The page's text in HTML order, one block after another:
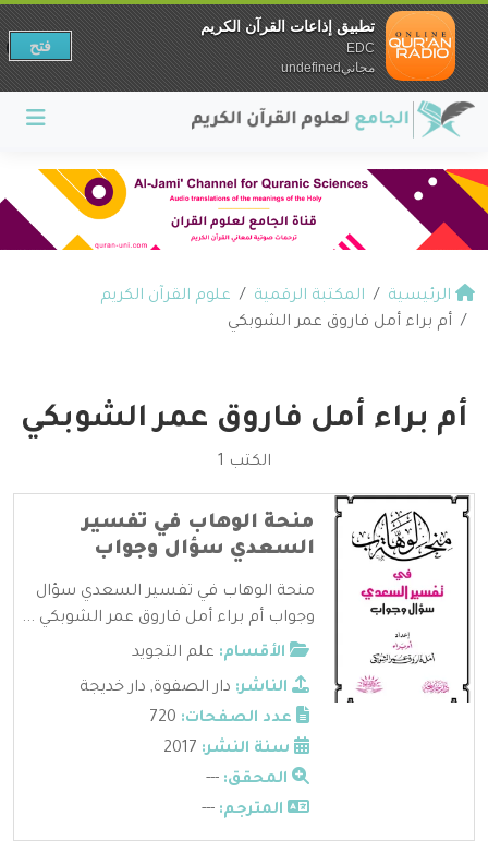
الرئيسية المكتبة الرقمية
علوم القرآن الكريم
أم براء أمل فاروق عمر الشوبكي
أم براء أمل فاروق عمر الشوبكي
الكتب 1
منحة الوهاب في تفسير
السعدي سؤال وجواب
منحة الوهاب في تفسير السعدي سؤال
وجواب أم براء أمل فاروق عمر الشوبكي ...
الأقسام: علم التجويد
الناشر: دار الصفوة, دار خديجة
عدد الصفحات:
سنة النشر:
المحقق: ---
المترجم: ---
تطبيق إذاعات القرآن الكريم
EDC
مجانيundefined
فتح